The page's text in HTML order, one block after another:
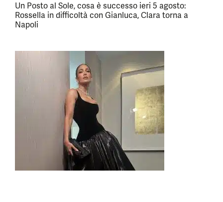
Un Posto al Sole, cosa è successo ieri 5 agosto:
Rossella in difficoltà con Gianluca, Clara torna a
Napoli